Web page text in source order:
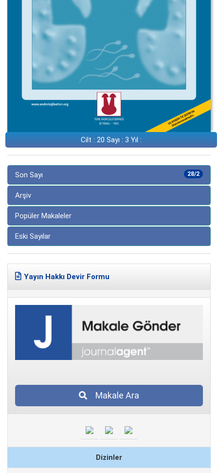
Cilt : 20 Sayı : 3 Yıl :
28/2
Son Sayı
Arşiv
Popüler Makaleler
Eski Sayılar
Yayın Hakkı Devir Formu
Makale Ara
Dizinler